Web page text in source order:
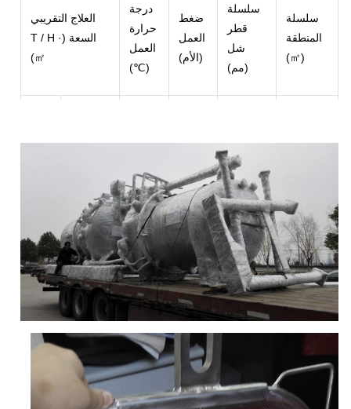
سلسلة
المنطقة
(㎡)
سلسلة
قطر
شل
(مم)
ضغط
العمل
(الأم)
درجة
حرارة
العمل
(℃)
العلاج التقريبي
السعة (T / H ·
㎡)
60 ، 70 ،
80 ، 90 ،
100 ،
120 ،
140 ،
160 ،
900 ،
1200 ،
1400 ،
1500 ،
1600 ،
1700 ،
1800 ،
2000
مشروب 0.8